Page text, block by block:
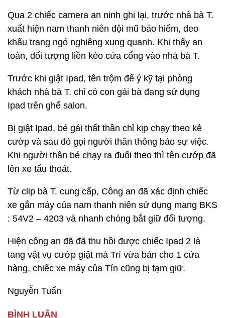
Qua 2 chiếc camera an ninh ghi lại, trước nhà bà T.
xuất hiện nam thanh niên đội mũ bảo hiểm, đeo
khẩu trang ngó nghiêng xung quanh. Khi thấy an
toàn, đối tượng liền kéo cửa cổng vào nhà bà T.
Trước khi giật Ipad, tên trộm để ý kỹ tại phòng
khách nhà bà T. chỉ có con gái bà đang sử dụng
Ipad trên ghế salon.
Bị giật Ipad, bé gái thất thần chỉ kịp chạy theo kẻ
cướp và sau đó gọi người thân thông báo sự việc.
Khi người thân bé chạy ra đuổi theo thì tên cướp đã
lên xe tẩu thoát.
Từ clip bà T. cung cấp, Công an đã xác định chiếc
xe gắn máy của nam thanh niên sử dụng mang BKS
: 54V2 – 4203 và nhanh chóng bắt giữ đối tượng.
Hiện công an đã đã thu hồi được chiếc Ipad 2 là
tang vật vụ cướp giật mà Trí vừa bán cho 1 cửa
hàng, chiếc xe máy của Tín cũng bị tạm giữ.
Nguyễn Tuấn